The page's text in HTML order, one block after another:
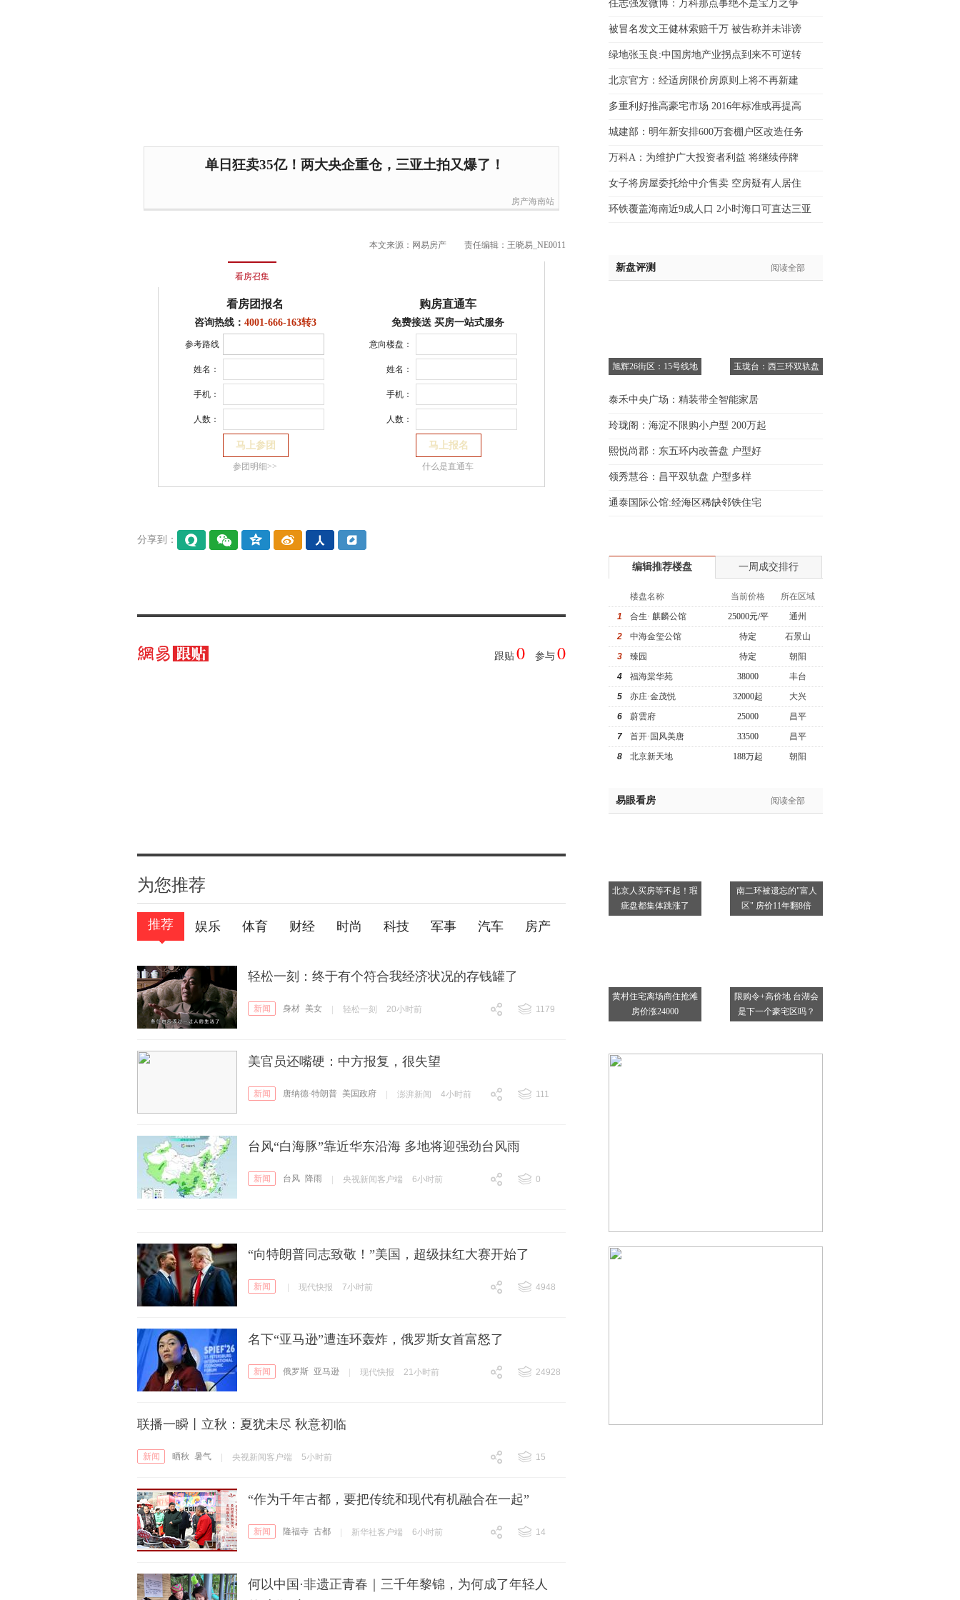
单日狂卖35亿！两大央企重仓，三亚土拍又爆了！
房产海南站
本文来源：网易房产 责任编辑：王晓易_NE0011
看房召集
看房团报名
咨询热线： 4001-666-163转3
参考路线
姓名：
手机：
人数：
参团明细>>
购房直通车
免费接送 买房一站式服务
意向楼盘：
姓名：
手机：
人数：
什么是直通车
分享到：
跟贴 0 参与 0
为您推荐
推荐 娱乐 体育 财经 时尚 科技 军事 汽车 房产
轻松一刻：终于有个符合我经济状况的存钱罐了
新闻 身材 美女 轻松一刻 20小时前
1179
美官员还嘴硬：中方报复，很失望
新闻 唐纳德·特朗普 美国政府 澎湃新闻 4小时前
111
台风“白海豚”靠近华东沿海 多地将迎强劲台风雨
新闻 台风 降雨 央视新闻客户端 6小时前
0
“向特朗普同志致敬！”美国，超级抹红大赛开始了
新闻 现代快报 7小时前
4948
名下“亚马逊”遭连环轰炸，俄罗斯女首富怒了
新闻 俄罗斯 亚马逊 现代快报 21小时前
24928
联播一瞬丨立秋：夏犹未尽 秋意初临
新闻 晒秋 暑气 央视新闻客户端 5小时前
15
“作为千年古都，要把传统和现代有机融合在一起”
新闻 隆福寺 古都 新华社客户端 6小时前
14
何以中国·非遗正青春｜三千年黎锦，为何成了年轻人
吴小姐:139****6438
钱先生:139****7316
黄先生:138****7263
于女士:182****8478
任志强发微博：万科那点事绝不是宝万之争
被冒名发文王健林索赔千万 被告称并未诽谤
绿地张玉良:中国房地产业拐点到来不可逆转
北京官方：经适房限价房原则上将不再新建
多重利好推高豪宅市场 2016年标准或再提高
城建部：明年新安排600万套棚户区改造任务
万科A：为维护广大投资者利益 将继续停牌
女子将房屋委托给中介售卖 空房疑有人居住
环铁覆盖海南近9成人口 2小时海口可直达三亚
新盘评测 阅读全部
旭辉26街区：15号线地 玉珑台：西三环双轨盘
泰禾中央广场：精装带全智能家居
玲珑阁：海淀不限购小户型 200万起
熙悦尚郡：东五环内改善盘 户型好
领秀慧谷：昌平双轨盘 户型多样
通泰国际公馆:经海区稀缺邻铁住宅
编辑推荐楼盘 一周成交排行
楼盘名称 当前价格
所在区域
1
合生· 麒麟公馆 25000元/平
通州
2
中海金玺公馆 待定
石景山
3
臻园 待定
朝阳
4
福海棠华苑 38000
丰台
5
亦庄·金茂悦 32000起
大兴
6
蔚雲府 25000
昌平
7
首开·国风美唐 33500
昌平
8
北京新天地 188万起 朝阳
易眼看房 阅读全部
北京人买房等不起！瑕
疵盘都集体跳涨了
南二环被遗忘的"富人
区" 房价11年翻8倍
黄村住宅离场商住抢滩
房价涨24000
限购令+高价地 台湖会
是下一个豪宅区吗？